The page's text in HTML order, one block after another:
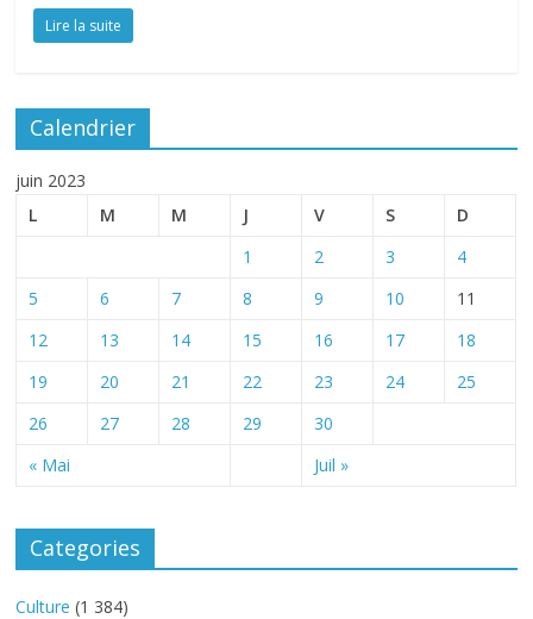
Lire la suite
Calendrier
juin 2023
L
M M J V S D
« Mai Juil »
1 2 3
4
5
6 7 8 9 10
11
12
13 14 15 16 17
18
19
20 21 22 23 24
25
26
27 28 29 30
Categories
Culture (1 384)